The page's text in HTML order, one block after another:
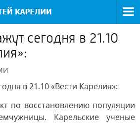
сегодня в 21.10
в 21.10 «Вести Карелия»:
по восстановлению популяции
Карельские ученые